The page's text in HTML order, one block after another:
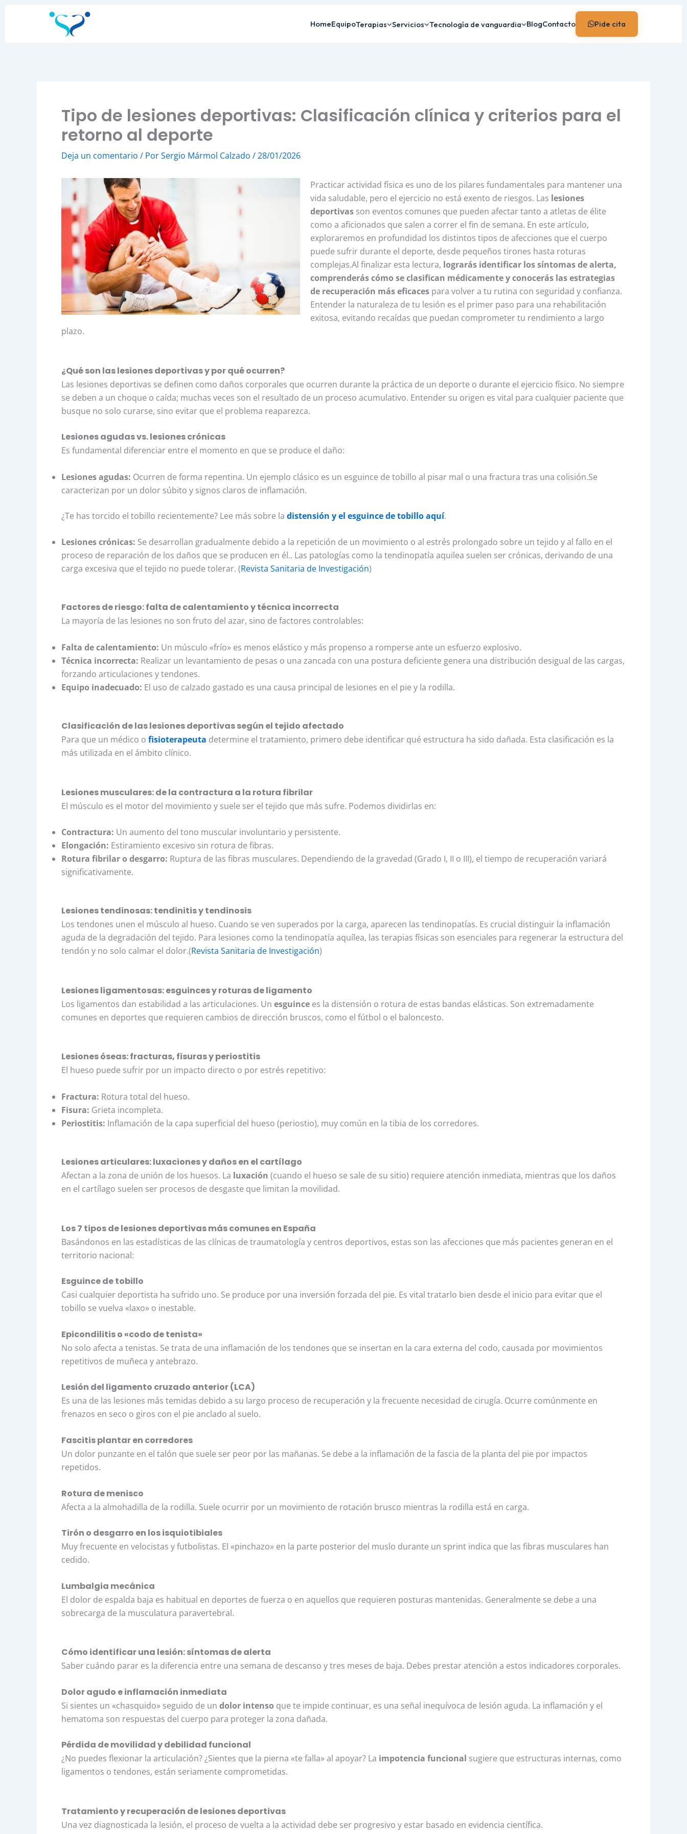
HomeEquipoTerapias Servicios Tecnología de vanguardia BlogContacto Pide cita
Tipo de lesiones deportivas: Clasificación clínica y criterios para el
retorno al deporte
Deja un comentario / PorSergio Mármol Calzado /28/01/2026
Practicar actividad física es uno de los pilares fundamentales para mantener una
vida saludable, pero el ejercicio no está exento de riesgos. Las lesiones
deportivas son eventos comunes que pueden afectar tanto a atletas de élite
como a aficionados que salen a correr el fin de semana. En este artículo,
exploraremos en profundidad los distintos tipos de afecciones que el cuerpo
puede sufrir durante el deporte, desde pequeños tirones hasta roturas
complejas.Al finalizar esta lectura, lograrás identificar los síntomas de alerta,
comprenderás cómo se clasifican médicamente y conocerás las estrategias
de recuperación más eficaces para volver a tu rutina con seguridad y confianza.
Entender la naturaleza de tu lesión es el primer paso para una rehabilitación
exitosa, evitando recaídas que puedan comprometer tu rendimiento a largo
plazo.
¿Qué son las lesiones deportivas y por qué ocurren?
Las lesiones deportivas se definen como daños corporales que ocurren durante la práctica de un deporte o durante el ejercicio físico. No siempre
se deben a un choque o caída; muchas veces son el resultado de un proceso acumulativo. Entender su origen es vital para cualquier paciente que
busque no solo curarse, sino evitar que el problema reaparezca.
Lesiones agudas vs. lesiones crónicas
Es fundamental diferenciar entre el momento en que se produce el daño:
Lesiones agudas: Ocurren de forma repentina. Un ejemplo clásico es un esguince de tobillo al pisar mal o una fractura tras una colisión.Se
caracterizan por un dolor súbito y signos claros de inflamación.
¿Te has torcido el tobillo recientemente? Lee más sobre la distensión y el esguince de tobillo aquí.
Lesiones crónicas: Se desarrollan gradualmente debido a la repetición de un movimiento o al estrés prolongado sobre un tejido y al fallo en el
proceso de reparación de los daños que se producen en él.. Las patologías como la tendinopatía aquilea suelen ser crónicas, derivando de una
carga excesiva que el tejido no puede tolerar. (Revista Sanitaria de Investigación)
Factores de riesgo: falta de calentamiento y técnica incorrecta
La mayoría de las lesiones no son fruto del azar, sino de factores controlables:
Falta de calentamiento: Un músculo «frío» es menos elástico y más propenso a romperse ante un esfuerzo explosivo.
Técnica incorrecta: Realizar un levantamiento de pesas o una zancada con una postura deficiente genera una distribución desigual de las cargas,
forzando articulaciones y tendones.
Equipo inadecuado: El uso de calzado gastado es una causa principal de lesiones en el pie y la rodilla.
Clasificación de las lesiones deportivas según el tejido afectado
Para que un médico o fisioterapeuta determine el tratamiento, primero debe identificar qué estructura ha sido dañada. Esta clasificación es la
más utilizada en el ámbito clínico.
Lesiones musculares: de la contractura a la rotura fibrilar
El músculo es el motor del movimiento y suele ser el tejido que más sufre. Podemos dividirlas en:
Contractura: Un aumento del tono muscular involuntario y persistente.
Elongación: Estiramiento excesivo sin rotura de fibras.
Rotura fibrilar o desgarro: Ruptura de las fibras musculares. Dependiendo de la gravedad (Grado I, II o III), el tiempo de recuperación variará
significativamente.
Lesiones tendinosas: tendinitis y tendinosis
Los tendones unen el músculo al hueso. Cuando se ven superados por la carga, aparecen las tendinopatías. Es crucial distinguir la inflamación
aguda de la degradación del tejido. Para lesiones como la tendinopatía aquílea, las terapias físicas son esenciales para regenerar la estructura del
tendón y no solo calmar el dolor.(Revista Sanitaria de Investigación)
Lesiones ligamentosas: esguinces y roturas de ligamento
Los ligamentos dan estabilidad a las articulaciones. Un esguince es la distensión o rotura de estas bandas elásticas. Son extremadamente
comunes en deportes que requieren cambios de dirección bruscos, como el fútbol o el baloncesto.
Lesiones óseas: fracturas, fisuras y periostitis
El hueso puede sufrir por un impacto directo o por estrés repetitivo:
Fractura: Rotura total del hueso.
Fisura: Grieta incompleta.
Periostitis: Inflamación de la capa superficial del hueso (periostio), muy común en la tibia de los corredores.
Lesiones articulares: luxaciones y daños en el cartílago
Afectan a la zona de unión de los huesos. La luxación (cuando el hueso se sale de su sitio) requiere atención inmediata, mientras que los daños
en el cartílago suelen ser procesos de desgaste que limitan la movilidad.
Los 7 tipos de lesiones deportivas más comunes en España
Basándonos en las estadísticas de las clínicas de traumatología y centros deportivos, estas son las afecciones que más pacientes generan en el
territorio nacional:
Esguince de tobillo
Casi cualquier deportista ha sufrido uno. Se produce por una inversión forzada del pie. Es vital tratarlo bien desde el inicio para evitar que el
tobillo se vuelva «laxo» o inestable.
Epicondilitis o «codo de tenista»
No solo afecta a tenistas. Se trata de una inflamación de los tendones que se insertan en la cara externa del codo, causada por movimientos
repetitivos de muñeca y antebrazo.
Lesión del ligamento cruzado anterior (LCA)
Es una de las lesiones más temidas debido a su largo proceso de recuperación y la frecuente necesidad de cirugía. Ocurre comúnmente en
frenazos en seco o giros con el pie anclado al suelo.
Fascitis plantar en corredores
Un dolor punzante en el talón que suele ser peor por las mañanas. Se debe a la inflamación de la fascia de la planta del pie por impactos
repetidos.
Rotura de menisco
Afecta a la almohadilla de la rodilla. Suele ocurrir por un movimiento de rotación brusco mientras la rodilla está en carga.
Tirón o desgarro en los isquiotibiales
Muy frecuente en velocistas y futbolistas. El «pinchazo» en la parte posterior del muslo durante un sprint indica que las fibras musculares han
cedido.
Lumbalgia mecánica
El dolor de espalda baja es habitual en deportes de fuerza o en aquellos que requieren posturas mantenidas. Generalmente se debe a una
sobrecarga de la musculatura paravertebral.
Cómo identificar una lesión: síntomas de alerta
Saber cuándo parar es la diferencia entre una semana de descanso y tres meses de baja. Debes prestar atención a estos indicadores corporales.
Dolor agudo e inflamación inmediata
Si sientes un «chasquido» seguido de un dolor intenso que te impide continuar, es una señal inequívoca de lesión aguda. La inflamación y el
hematoma son respuestas del cuerpo para proteger la zona dañada.
Pérdida de movilidad y debilidad funcional
¿No puedes flexionar la articulación? ¿Sientes que la pierna «te falla» al apoyar? La impotencia funcional sugiere que estructuras internas, como
ligamentos o tendones, están seriamente comprometidas.
Tratamiento y recuperación de lesiones deportivas
Una vez diagnosticada la lesión, el proceso de vuelta a la actividad debe ser progresivo y estar basado en evidencia científica.